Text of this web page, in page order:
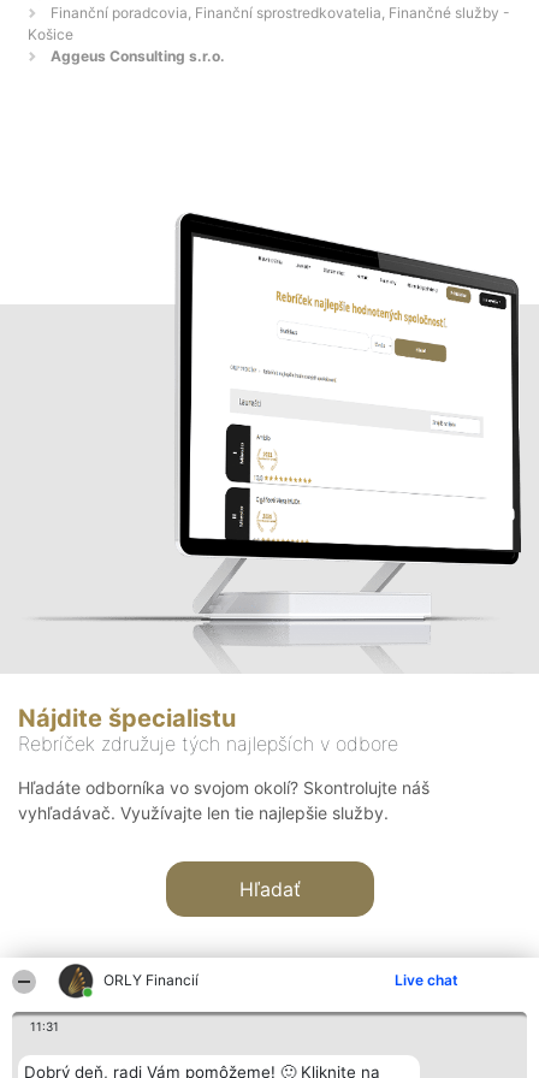
ORLY Financií Live chat
11:31
Dobrý deň, radi Vám pomôžeme! 🙂 Kliknite na
Finanční poradcovia, Finanční sprostredkovatelia, Finančné služby -
Košice
Aggeus Consulting s.r.o.
Nájdite špecialistu
Rebríček združuje tých najlepších v odbore
Hľadáte odborníka vo svojom okolí? Skontrolujte náš
vyhľadávač. Využívajte len tie najlepšie služby.
Hľadať
Organizátor hodnotenia Hodnotenie Kontakt